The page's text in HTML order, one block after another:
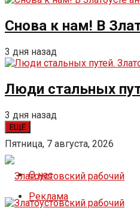
Снова к нам! В
3 дня назад
Люди стальных
3 дня назад
ЕЩЁ
Пятница, 7 августа, 2026
О нас
Реклама